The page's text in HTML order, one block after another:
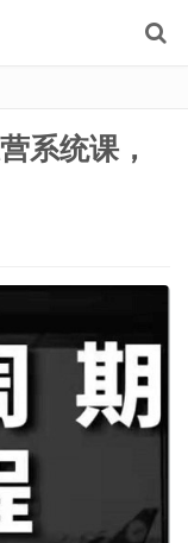
系统课，